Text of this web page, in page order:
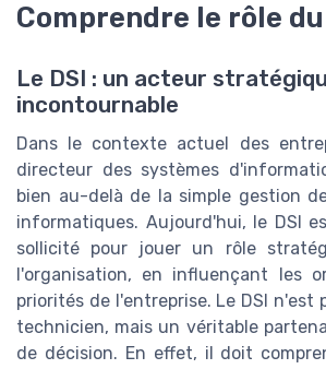
Comprendre le rôle du
Le DSI : un acteur
incontournable
Dans le contexte actuel des
directeur des systèmes
bien au-delà de la simple gestion
informatiques. Aujourd'hui, le DSI
sollicité pour jouer un rôle
l'organisation, en influençant les
priorités de l'entreprise. Le DSI n'est
technicien, mais un véritable
de décision. En effet, il doit